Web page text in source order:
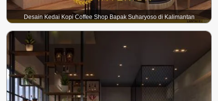
Desain Kedai Kopi Coffee Shop Bapak Suharyoso di Kalimantan